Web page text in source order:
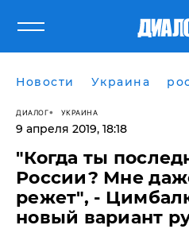
Новости Украина
ДИАЛОГ УКРАИНА
9 апреля 2019, 18:18
"Когда ты
России? Мне
режет", -
новый вариант